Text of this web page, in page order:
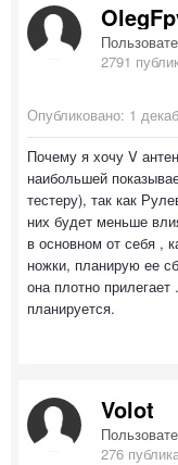
2791
Опубликовано: 1
Почему я хочу V
наибольшей
тестеру), так как
них будет меньше
в основном от себя ,
ножки, планирую ее
она плотно
планируется.
Volot
276